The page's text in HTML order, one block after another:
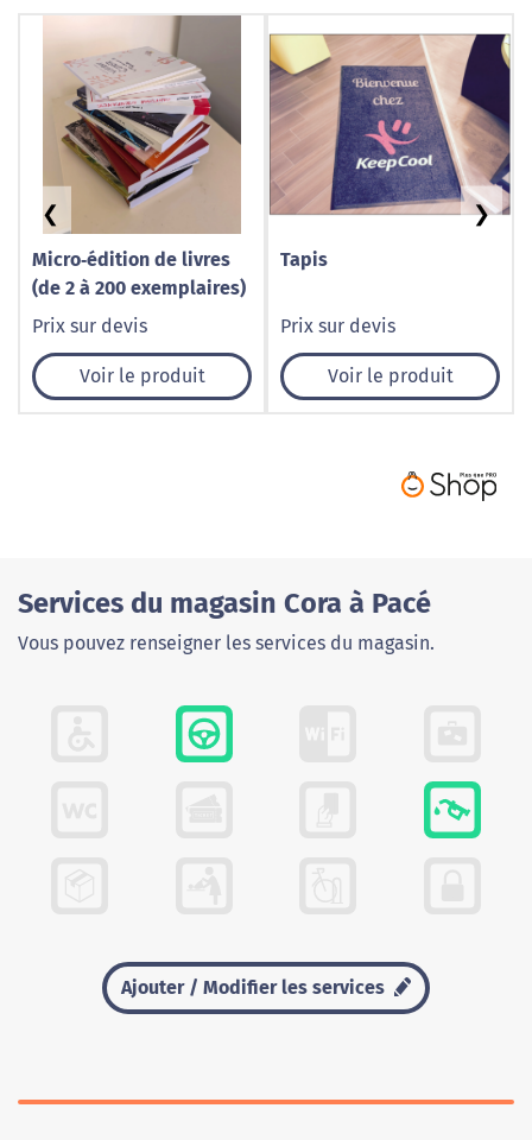
Micro‑édition de livres
(de 2 à 200 exemplaires)
Prix sur devis
Voir le produit
Tapis
Prix sur devis
Voir le produit
❮ ❯
Services du magasin Cora à Pacé
Vous pouvez renseigner les services du magasin.
Ajouter / Modifier les services